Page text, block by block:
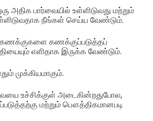
அதிக பார்வையில் உள்ளிடுவது மற்றும்
நீங்கள் செய்ய வேண்டும்.
கணக்குப்படுத்தப்
எளிதாக இருக்க வேண்டும்.
முக்கியமாகும்.
உச்சிக்குள் அடைகின்றதுபோல,
மற்றும் பௌத்திகமானபடி